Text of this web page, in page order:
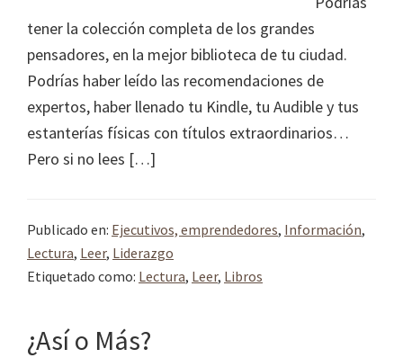
tener la colección completa de los grandes
pensadores, en la mejor biblioteca de tu ciudad.
Podrías haber leído las recomendaciones de
expertos, haber llenado tu Kindle, tu Audible y tus
estanterías físicas con títulos extraordinarios…
Pero si no lees […]
Publicado en: Ejecutivos, emprendedores, Información,
Lectura, Leer, Liderazgo
Etiquetado como: Lectura, Leer, Libros
¿Así o Más?